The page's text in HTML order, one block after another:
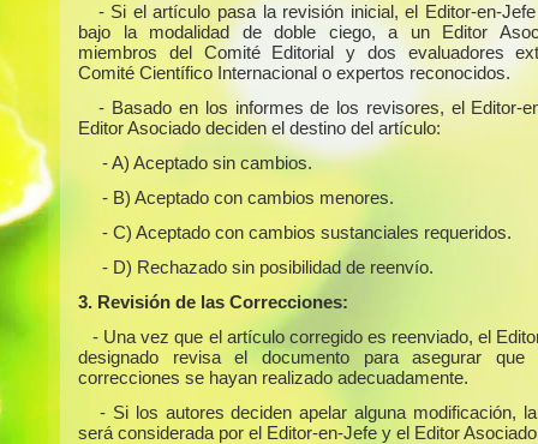
- Si el artículo pasa la revisión inicial, el Editor-en-
bajo la modalidad de doble ciego, a un Editor
miembros del Comité Editorial y dos evaluadores
Comité Científico Internacional o expertos reconocidos.
- Basado en los informes de los revisores, el Editor-
Editor Asociado deciden el destino del artículo:
- A) Aceptado sin cambios.
- B) Aceptado con cambios menores.
- C) Aceptado con cambios sustanciales requeridos.
- D) Rechazado sin posibilidad de reenvío.
3. Revisión de las Correcciones:
- Una vez que el artículo corregido es reenviado, el
designado revisa el documento para asegurar que
correcciones se hayan realizado adecuadamente.
- Si los autores deciden apelar alguna modificación,
será considerada por el Editor-en-Jefe y el Editor